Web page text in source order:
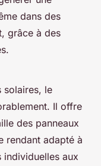
dans des
grâce à des
solaires, le
Il offre
des panneaux
rendant adapté à
individuelles aux